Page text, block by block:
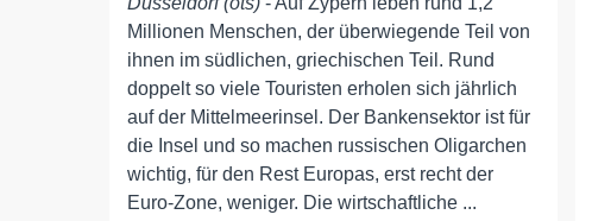
Millionen Menschen, der überwiegende Teil von
ihnen im südlichen, griechischen Teil. Rund
doppelt so viele Touristen erholen sich jährlich
auf der Mittelmeerinsel. Der Bankensektor ist für
die Insel und so machen russischen Oligarchen
wichtig, für den Rest Europas, erst recht der
Euro-Zone, weniger. Die wirtschaftliche ...